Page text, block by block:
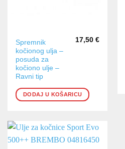
Spremnik
kočionog ulja –
posuda za
kočiono ulje –
Ravni tip
17,50 €
DODAJ U KOŠARICU